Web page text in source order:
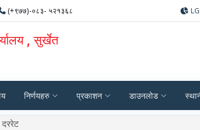
(+९७७)-०८३- ५२१३६८ LG
, सुर्खेत
निर्णयहरु प्रकाशन डाउनलोड